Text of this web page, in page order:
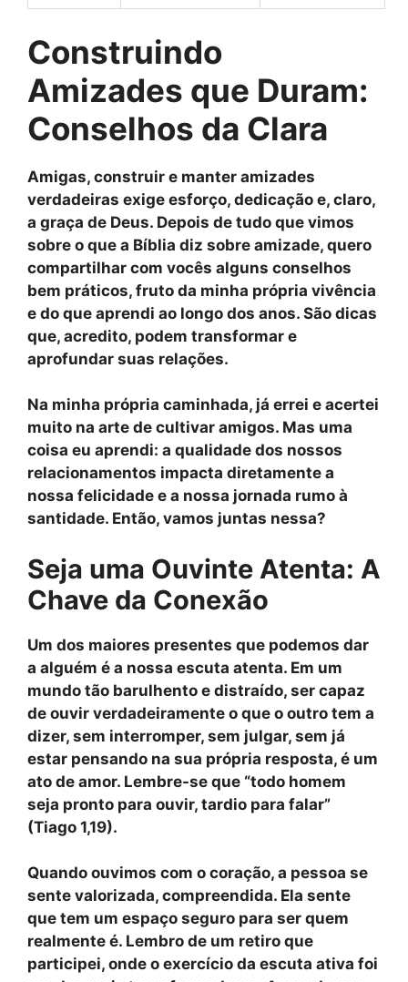
Construindo
Amizades que Duram:
Conselhos da Clara
Amigas, construir e manter amizades
verdadeiras exige esforço, dedicação e, claro,
a graça de Deus. Depois de tudo que vimos
sobre o que a Bíblia diz sobre amizade, quero
compartilhar com vocês alguns conselhos
bem práticos, fruto da minha própria vivência
e do que aprendi ao longo dos anos. São dicas
que, acredito, podem transformar e
aprofundar suas relações.
Na minha própria caminhada, já errei e acertei
muito na arte de cultivar amigos. Mas uma
coisa eu aprendi: a qualidade dos nossos
relacionamentos impacta diretamente a
nossa felicidade e a nossa jornada rumo à
santidade. Então, vamos juntas nessa?
Seja uma Ouvinte Atenta: A
Chave da Conexão
Um dos maiores presentes que podemos dar
a alguém é a nossa escuta atenta. Em um
mundo tão barulhento e distraído, ser capaz
de ouvir verdadeiramente o que o outro tem a
dizer, sem interromper, sem julgar, sem já
estar pensando na sua própria resposta, é um
ato de amor. Lembre-se que “todo homem
seja pronto para ouvir, tardio para falar”
(Tiago 1,19).
Quando ouvimos com o coração, a pessoa se
sente valorizada, compreendida. Ela sente
que tem um espaço seguro para ser quem
realmente é. Lembro de um retiro que
participei, onde o exercício da escuta ativa foi